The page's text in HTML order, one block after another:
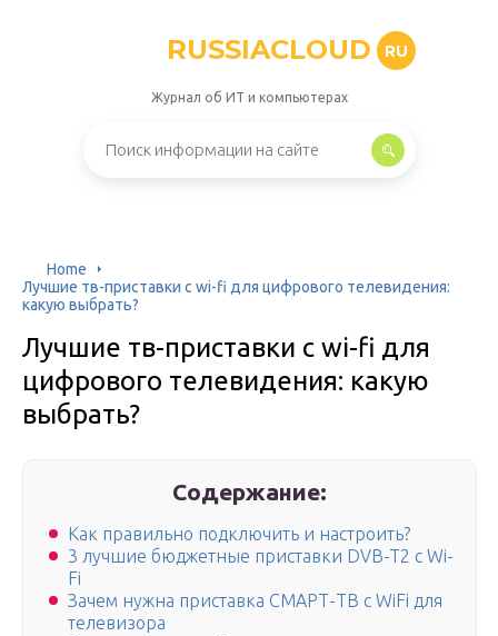
RUSSIACLOUD RU
Журнал об ИТ и компьютерах
Home
Лучшие тв-приставки с wi-fi для цифрового телевидения:
какую выбрать?
Лучшие тв-приставки с wi-fi для
цифрового телевидения: какую
выбрать?
Содержание:
Как правильно подключить и настроить?
3 лучшие бюджетные приставки DVB-T2 с Wi-
Fi
Зачем нужна приставка СМАРТ-ТВ с WiFi для
телевизора